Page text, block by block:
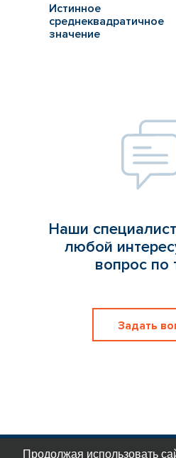
Истинное
среднеквадратичное
значение
Наши
любой
вопрос по
Задать
Продолжая использовать